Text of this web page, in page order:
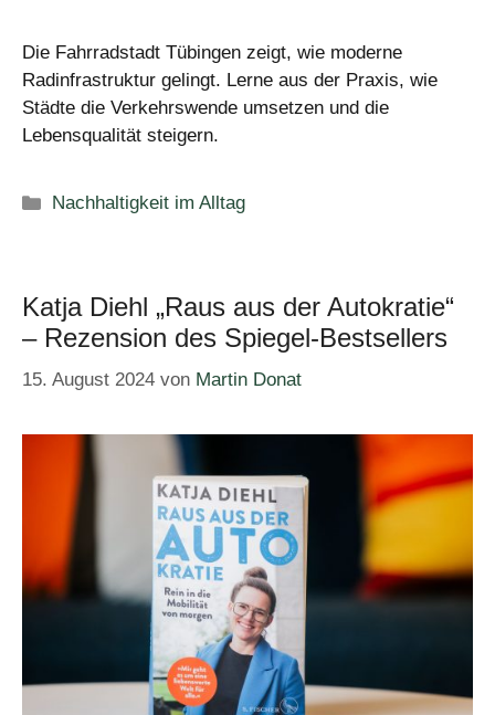
Die Fahrradstadt Tübingen zeigt, wie moderne
Radinfrastruktur gelingt. Lerne aus der Praxis, wie
Städte die Verkehrswende umsetzen und die
Lebensqualität steigern.
Kategorien
Nachhaltigkeit im Alltag
Katja Diehl „Raus aus der Autokratie“
– Rezension des Spiegel-Bestsellers
15. August 2024 von Martin Donat